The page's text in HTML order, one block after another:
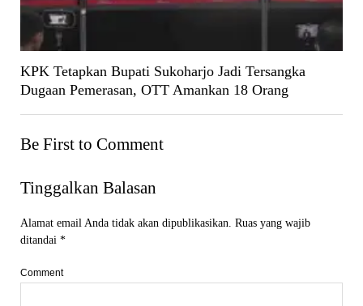
KPK Tetapkan Bupati Sukoharjo Jadi Tersangka
Dugaan Pemerasan, OTT Amankan 18 Orang
Be First to Comment
Tinggalkan Balasan
Alamat email Anda tidak akan dipublikasikan. Ruas yang wajib
ditandai *
Comment